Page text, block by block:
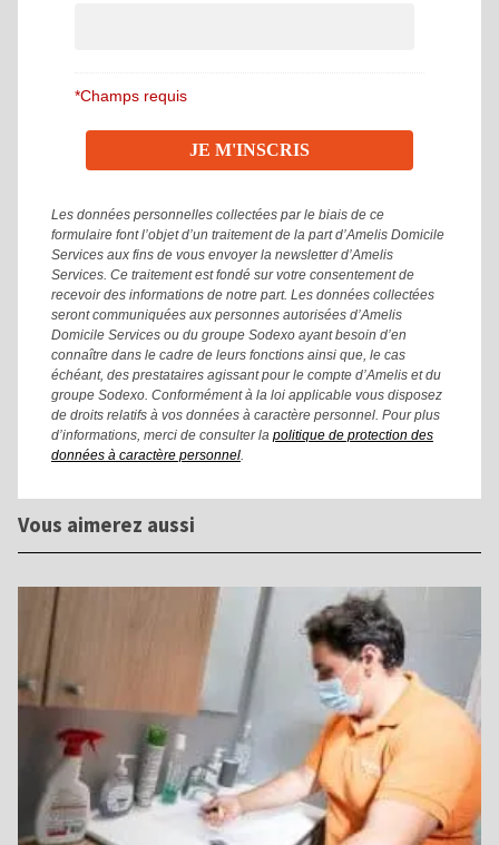
*Champs requis
Les données personnelles collectées par le biais de ce
formulaire font l’objet d’un traitement de la part d’Amelis Domicile
Services aux fins de vous envoyer la newsletter d’Amelis
Services. Ce traitement est fondé sur votre consentement de
recevoir des informations de notre part. Les données collectées
seront communiquées aux personnes autorisées d’Amelis
Domicile Services ou du groupe Sodexo ayant besoin d’en
connaître dans le cadre de leurs fonctions ainsi que, le cas
échéant, des prestataires agissant pour le compte d’Amelis et du
groupe Sodexo. Conformément à la loi applicable vous disposez
de droits relatifs à vos données à caractère personnel. Pour plus
d’informations, merci de consulter la politique de protection des
données à caractère personnel.
Vous aimerez aussi